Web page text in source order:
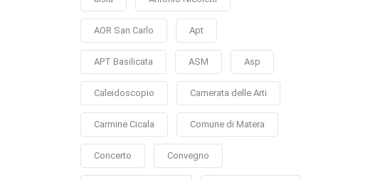
AOR San Carlo Apt
APT Basilicata ASM Asp
Caleidoscopio Camerata delle Arti
Carmine Cicala Comune di Matera
Concerto Convegno